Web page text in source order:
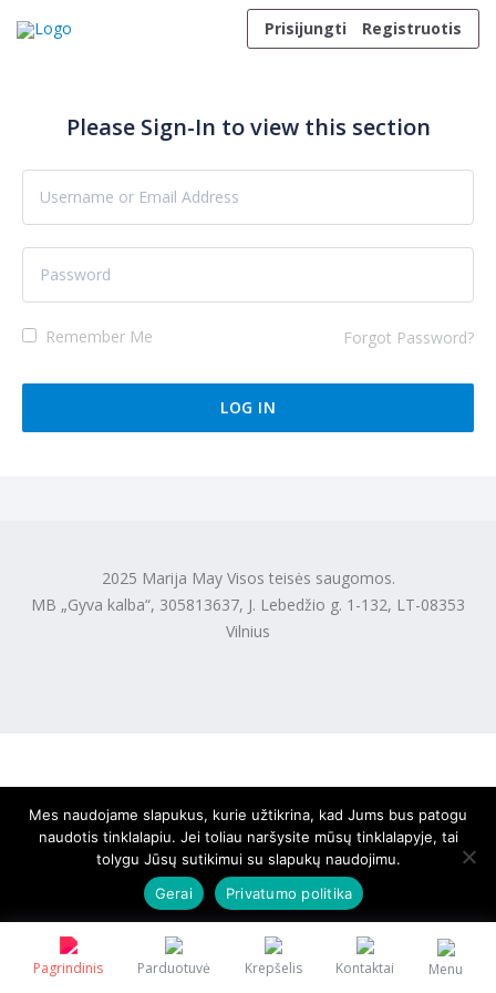
Prisijungti
Registruotis
Pagrindinis Parduotuvė Krepšelis Kontaktai Menu
Please Sign-In to view this section
Remember Me Forgot Password?
2025 Marija May Visos teisės saugomos.
MB „Gyva kalba“, 305813637, J. Lebedžio g. 1-132, LT-08353
Vilnius
Mes naudojame slapukus, kurie užtikrina, kad Jums bus patogu
naudotis tinklalapiu. Jei toliau naršysite mūsų tinklalapyje, tai
tolygu Jūsų sutikimui su slapukų naudojimu.
Gerai
Privatumo politika